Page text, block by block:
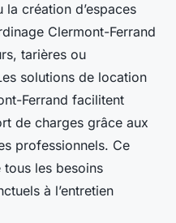
la création d’espaces
Clermont-Ferrand
tarières ou
solutions de location
Ferrand facilitent
de charges grâce aux
professionnels. Ce
tous les besoins
à l’entretien